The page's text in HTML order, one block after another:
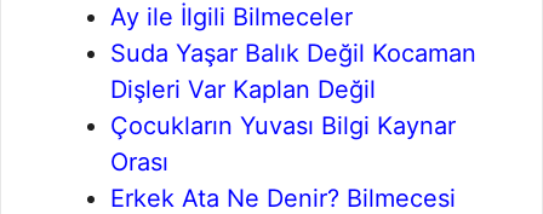
Ay ile İlgili Bilmeceler
Suda Yaşar Balık Değil Kocaman
Dişleri Var Kaplan Değil
Çocukların Yuvası Bilgi Kaynar
Orası
Erkek Ata Ne Denir? Bilmecesi